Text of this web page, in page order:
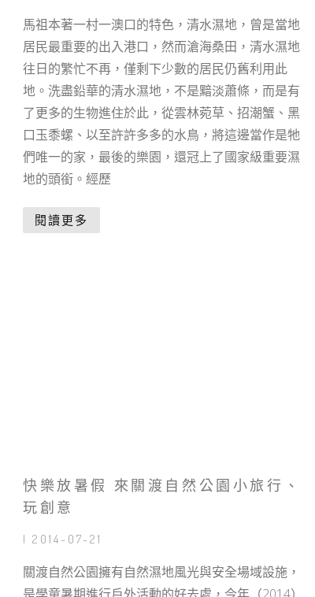
馬祖本著一村一澳口的特色，清水濕地，曾是當地
居民最重要的出入港口，然而滄海桑田，清水濕地
往日的繁忙不再，僅剩下少數的居民仍舊利用此
地。洗盡鉛華的清水濕地，不是黯淡蕭條，而是有
了更多的生物進住於此，從雲林菀草、招潮蟹、黑
口玉黍螺、以至許許多多的水鳥，將這邊當作是牠
們唯一的家，最後的樂園，還冠上了國家級重要濕
地的頭銜。經歷
閱讀更多
快樂放暑假 來關渡自然公園小旅行、
玩創意
| 2014-07-21
關渡自然公園擁有自然濕地風光與安全場域設施，